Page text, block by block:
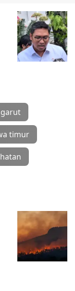
timur